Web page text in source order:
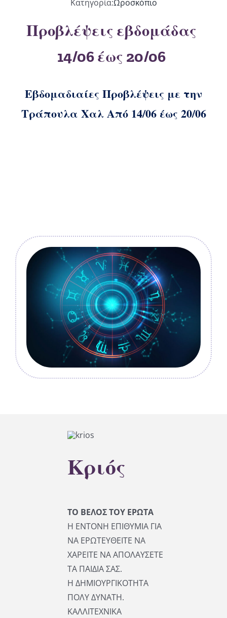
Κατηγορία:Ωροσκόπιο
Προβλέψεις εβδομάδας
14/06 έως 20/06
Εβδομαδιαίες Προβλέψεις με την
Τράπουλα Χαλ Από 14/06 έως 20/06
Κριός
ΤΟ ΒΕΛΟΣ ΤΟΥ ΕΡΩΤΑ
Η ΕΝΤΟΝΗ ΕΠΙΘΥΜΙΑ ΓΙΑ
ΝΑ ΕΡΩΤΕΥΘΕΙΤΕ ΝΑ
ΧΑΡΕΙΤΕ ΝΑ ΑΠΟΛΑΥΣΕΤΕ
ΤΑ ΠΑΙΔΙΑ ΣΑΣ.
Η ΔΗΜΙΟΥΡΓΙΚΟΤΗΤΑ
ΠΟΛΥ ΔΥΝΑΤΗ.
ΚΑΛΛΙΤΕΧΝΙΚΑ